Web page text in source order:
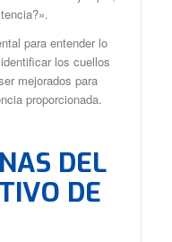
para entender lo
los cuellos
mejorados para
proporcionada.
DEL
DE